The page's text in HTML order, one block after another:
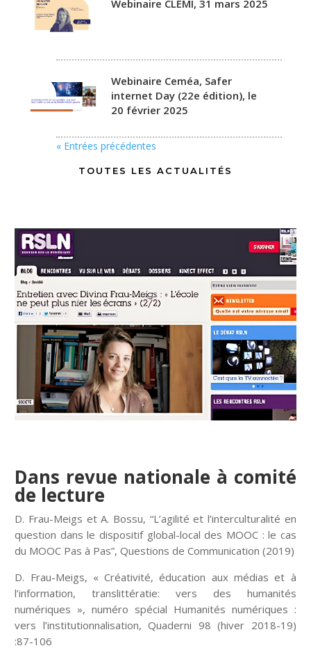
Webinaire CLEMI, 31 mars 2025
Webinaire Ceméa, Safer
internet Day (22e édition), le
20 février 2025
« Entrées précédentes
TOUTES LES ACTUALITÉS
Dans revue nationale à comité
de lecture
D. Frau-Meigs et A. Bossu, “L’agilité et l’interculturalité en
question dans le dispositif global-local des MOOC : le cas
du MOOC Pas à Pas”, Questions de Communication (2019)
D. Frau-Meigs, « Créativité, éducation aux médias et à
l’information, translittératie: vers des humanités
numériques », numéro spécial Humanités numériques :
vers l’institutionnalisation, Quaderni 98 (hiver 2018-19)
:87-106